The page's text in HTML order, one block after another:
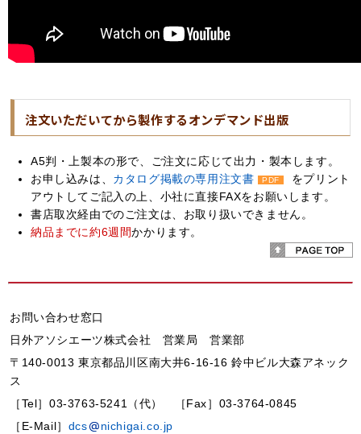
注文いただいてから製作するオンデマンド出版
A5判・上製本の形で、ご注文に応じて出力・製本します。
お申し込みは、 カタログ掲載の専用注文書 PDF
をプリント
アウトしてご記入の上、小社に直接FAXをお願いします。
書店取次経由でのご注文は、お取り扱いできません。
納品までに約6週間かかります。
お問い合わせ窓口
日外アソシエーツ株式会社 営業局 営業部
〒140-0013 東京都品川区南大井6-16-16 鈴中ビル大森アネック
ス
［Tel］03-3763-5241（代） ［Fax］03-3764-0845
［E-Mail］ dcs nichigai.co.jp